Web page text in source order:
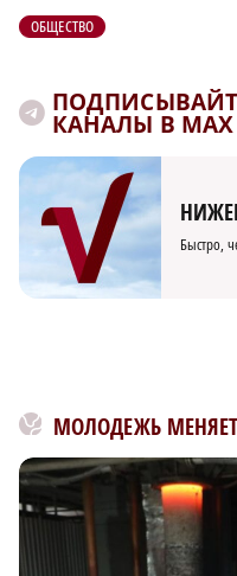
ОБЩЕСТВО
КАНАЛЫ В MAX
Быстро,
МОЛОДЕЖЬ